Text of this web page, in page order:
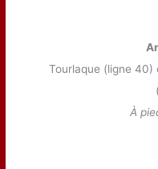
Tourlaque (ligne
À